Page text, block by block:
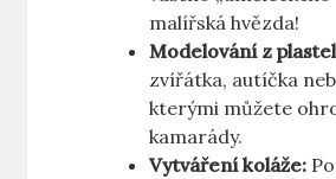
malířská hvězda!
Modelování⁣ z
zvířátka,‍ autíčka
kterými můžete
kamarády.
Vytváření ⁤koláže: